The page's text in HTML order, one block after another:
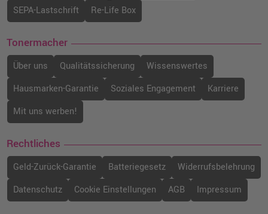
SEPA-Lastschrift
Re-Life Box
Tonermacher
Über uns Qualitätssicherung
Wissenswertes
Hausmarken-Garantie
Soziales Engagement
Karriere
Mit uns werben!
Rechtliches
Geld-Zurück-Garantie Batteriegesetz
Widerrufsbelehrung
Datenschutz
Cookie Einstellungen AGB Impressum